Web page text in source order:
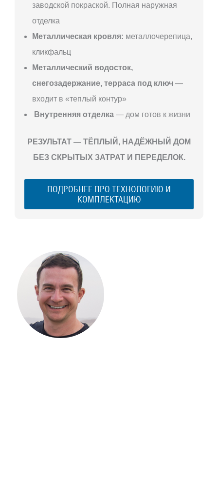
заводской покраской. Полная наружная
отделка
Металлическая кровля: металлочерепица,
кликфальц
Металлический водосток,
снегозадержание, терраса под ключ —
входит в «теплый контур»
Внутренняя отделка — дом готов к жизни
РЕЗУЛЬТАТ — ТЁПЛЫЙ, НАДЁЖНЫЙ ДОМ
БЕЗ СКРЫТЫХ ЗАТРАТ И ПЕРЕДЕЛОК.
ПОДРОБНЕЕ ПРО ТЕХНОЛОГИЮ И
КОМПЛЕКТАЦИЮ